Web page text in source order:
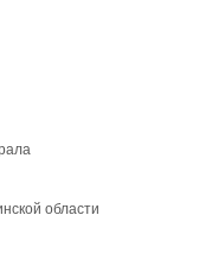
области